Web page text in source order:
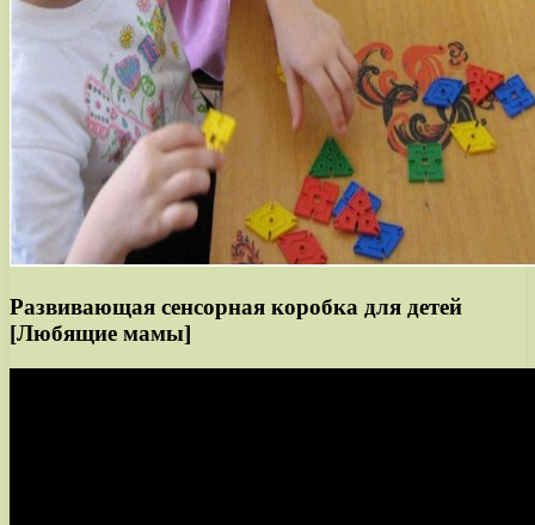
Развивающая сенсорная коробка для детей
[Любящие мамы]